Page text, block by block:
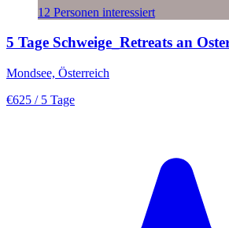
12 Personen interessiert
5 Tage Schweige_Retreats an
Mondsee, Österreich
€625 / 5 Tage